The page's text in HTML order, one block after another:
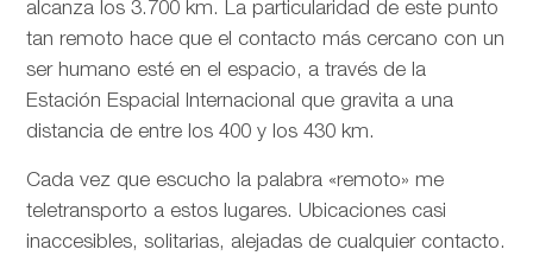
alcanza los 3.700 km. La particularidad de este punto
tan remoto hace que el contacto más cercano con un
ser humano esté en el espacio, a través de la
Estación Espacial Internacional que gravita a una
distancia de entre los 400 y los 430 km.
Cada vez que escucho la palabra «remoto» me
teletransporto a estos lugares. Ubicaciones casi
inaccesibles, solitarias, alejadas de cualquier contacto.